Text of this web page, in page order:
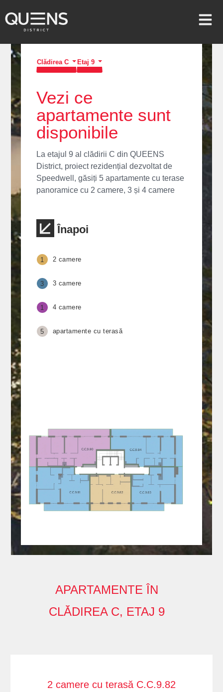
Clădirea C Etaj 9
Vezi ce
apartamente sunt
disponibile
La etajul 9 al clădirii C din QUEENS
District, proiect rezidențial dezvoltat de
Speedwell, găsiți 5 apartamente cu terase
panoramice cu 2 camere, 3 și 4 camere
Înapoi
1 2 camere
3 3 camere
1 4 camere
5 apartamente cu terasă
APARTAMENTE ÎN
CLĂDIREA C, ETAJ 9
2 camere cu terasă C.C.9.82